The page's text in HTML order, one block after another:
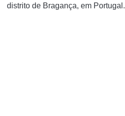
distrito de Bragança, em Portugal.